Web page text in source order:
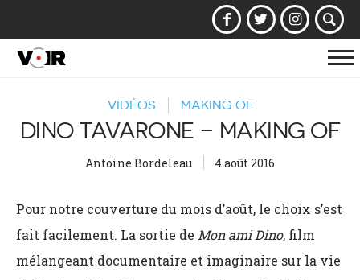
VIDÉOS MAKING OF
DINO TAVARONE – MAKING OF
Antoine Bordeleau 4 août 2016
Pour notre couverture du mois d’août, le choix s’est
fait facilement. La sortie de Mon ami Dino, film
mélangeant documentaire et imaginaire sur la vie